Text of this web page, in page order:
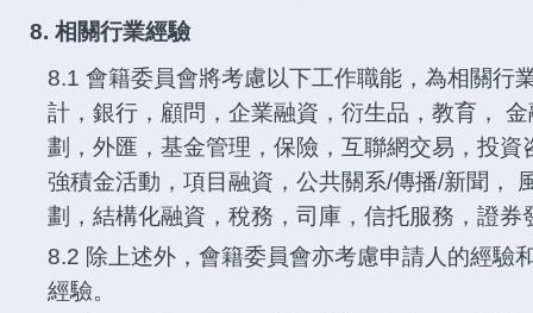
8. 相關行業經驗
8.1 會籍委員會將考慮以下工作職能，為相關行
計，銀行，顧問，企業融資，衍生品，教育，
劃，外匯，基金管理，保險，互聯網交易，投資
強積金活動，項目融資，公共關系/傳播/新聞，
劃，結構化融資，稅務，司庫，信托服務，證券
8.2 除上述外，會籍委員會亦考慮申請人的經驗
經驗。